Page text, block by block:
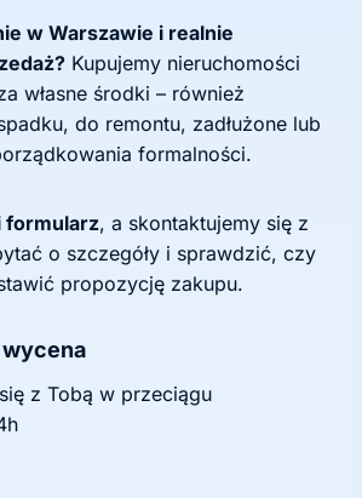
w Warszawie i realnie
Kupujemy nieruchomości
własne środki – również
do remontu, zadłużone lub
formalności.
formularz, a skontaktujemy się z
o szczegóły i sprawdzić, czy
propozycję zakupu.
z Tobą w przeciągu